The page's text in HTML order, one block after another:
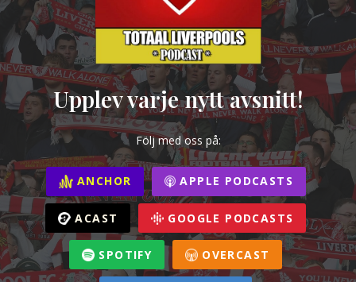
Upplev varje nytt avsnitt!
Följ med oss på:
ANCHOR APPLE PODCASTS
ACAST GOOGLE PODCASTS
SPOTIFY OVERCAST